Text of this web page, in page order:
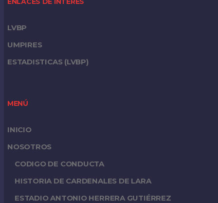
LVBP
UMPIRES
ESTADISTICAS (LVBP)
MENÚ
INICIO
NOSOTROS
CODIGO DE CONDUCTA
HISTORIA DE CARDENALES DE LARA
ESTADIO ANTONIO HERRERA GUTIÉRREZ